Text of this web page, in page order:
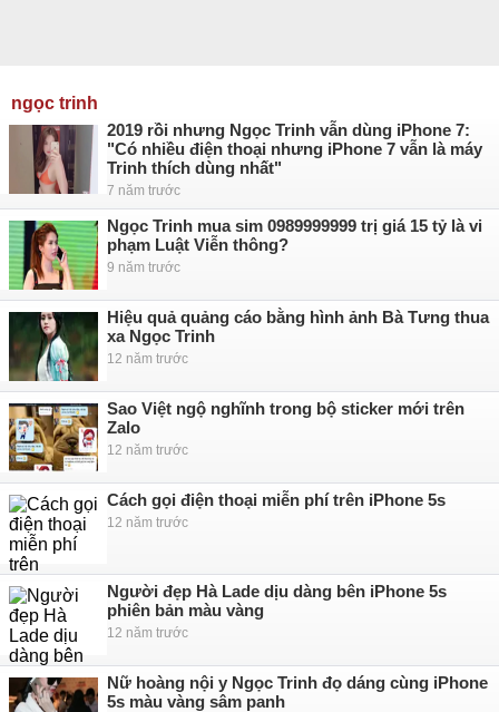
ngọc trinh
2019 rồi nhưng Ngọc Trinh vẫn dùng iPhone 7:
"Có nhiều điện thoại nhưng iPhone 7 vẫn là máy
Trinh thích dùng nhất"
7 năm trước
Ngọc Trinh mua sim 0989999999 trị giá 15 tỷ là vi
phạm Luật Viễn thông?
9 năm trước
Hiệu quả quảng cáo bằng hình ảnh Bà Tưng thua
xa Ngọc Trinh
12 năm trước
Sao Việt ngộ nghĩnh trong bộ sticker mới trên
Zalo
12 năm trước
Cách gọi điện thoại miễn phí trên iPhone 5s
12 năm trước
Người đẹp Hà Lade dịu dàng bên iPhone 5s
phiên bản màu vàng
12 năm trước
Nữ hoàng nội y Ngọc Trinh đọ dáng cùng iPhone
5s màu vàng sâm panh